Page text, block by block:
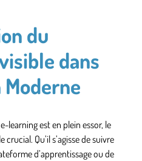
du
dans
learning est en plein essor, le
Qu’il s’agisse de suivre
d’apprentissage ou de